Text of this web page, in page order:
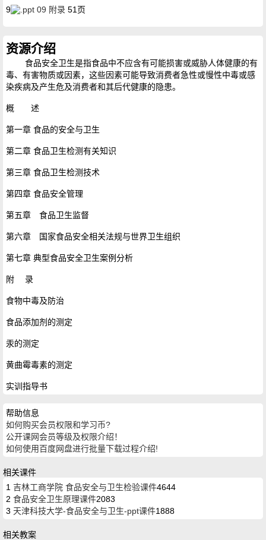
9
09 附录 51页
资源介绍
食品安全卫生是指食品中不应含有可能损害或威胁人体健康的有
毒、有害物质或因素，这些因素可能导致消费者急性或慢性中毒或感
染疾病及产生危及消费者和其后代健康的隐患。
概 述
第一章 食品的安全与卫生
第二章 食品卫生检测有关知识
第三章 食品卫生检测技术
第四章 食品安全管理
第五章 食品卫生监督
第六章 国家食品安全相关法规与世界卫生组织
第七章 典型食品安全卫生案例分析
附 录
食物中毒及防治
食品添加剂的测定
汞的测定
黄曲霉毒素的测定
实训指导书
帮助信息
如何购买会员权限和学习币?
公开课网会员等级及权限介绍！
如何使用百度网盘进行批量下载过程介绍!
相关课件
1 吉林工商学院 食品安全与卫生检验课件4644
2 食品安全卫生原理课件2083
3 天津科技大学-食品安全与卫生-ppt课件1888
相关教案